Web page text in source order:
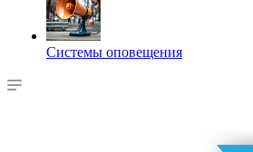
Системы оповещения